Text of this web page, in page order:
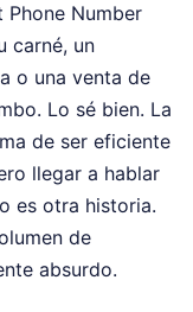
Number
carné, un
o una venta de
Lo sé bien. La
de ser eficiente
llegar a hablar
es otra historia.
de
absurdo.